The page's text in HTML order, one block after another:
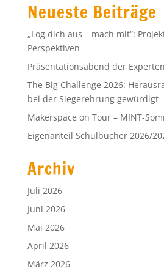
Neueste Beiträge
„Log dich aus – mach mit“:
Perspektiven
Präsentationsabend der Experten
The Big Challenge 2026:
bei der Siegerehrung gewürdigt
Makerspace on Tour – MINT-
Eigenanteil Schulbücher 2026/
Archiv
Juli 2026
Juni 2026
Mai 2026
April 2026
März 2026